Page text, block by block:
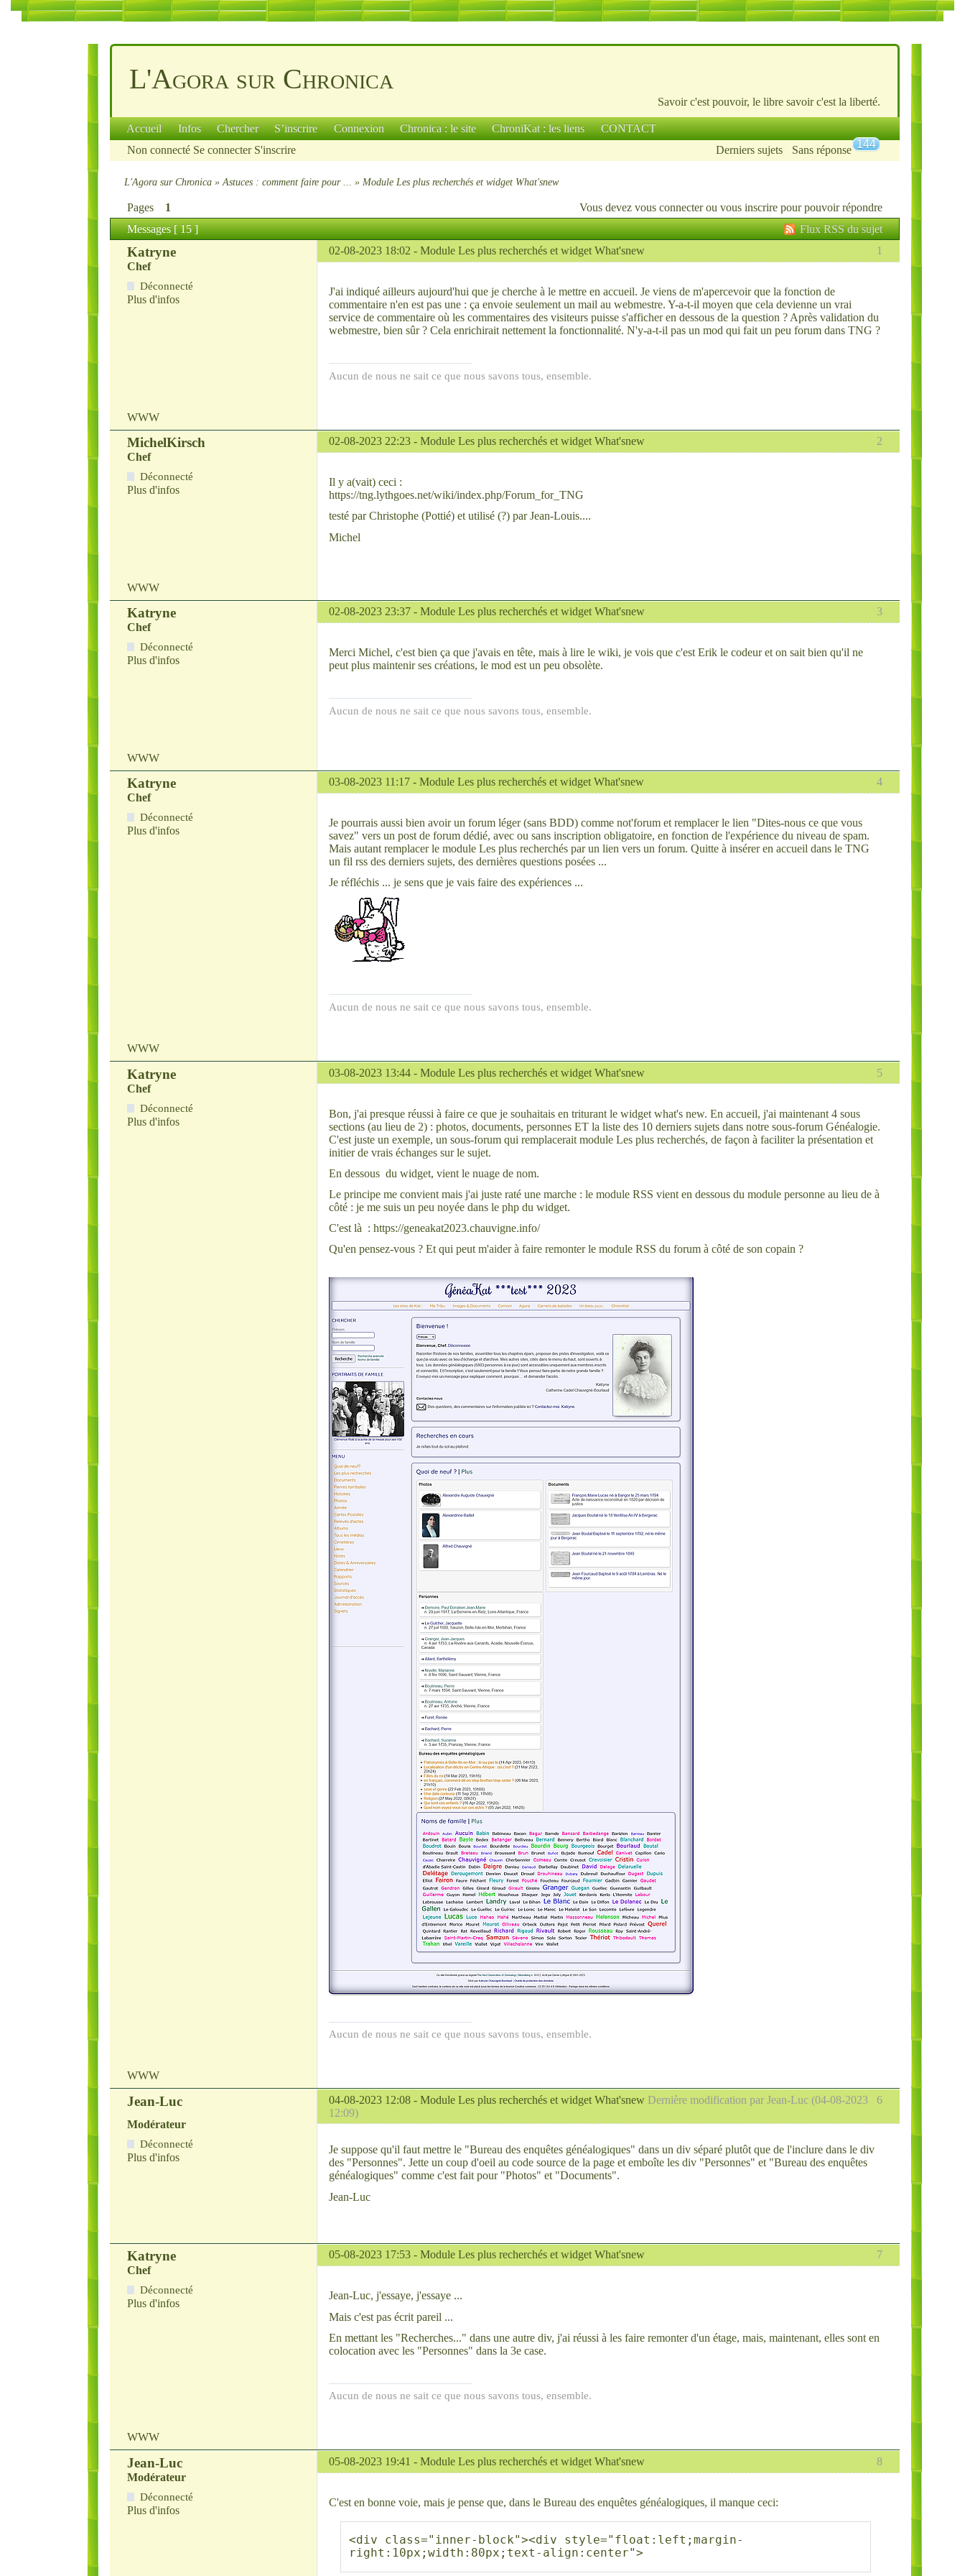
L'Agora sur Chronica
Savoir c'est pouvoir, le libre savoir c'est la liberté.
Accueil Infos Chercher S’inscrire Connexion Chronica : le site ChroniKat : les liens
CONTACT
Non connecté Se connecter S'inscrire Derniers sujets Sans réponse 144
L'Agora sur Chronica »Astuces : comment faire pour ... » Module Les plus recherchés et widget What'snew
Pages 1 Vous devez vous connecterou vous inscrire pour pouvoir répondre
Flux RSS du sujet
Messages [ 15 ]
1
Katryne 02-08-2023 18:02 - Module Les plus recherchés et widget What'snew
Chef
Déconnecté
Plus d'infos
J'ai indiqué ailleurs aujourd'hui que je cherche à le mettre en accueil. Je viens de m'apercevoir que la fonction de
commentaire n'en est pas une : ça envoie seulement un mail au webmestre. Y-a-t-il moyen que cela devienne un vrai
service de commentaire où les commentaires des visiteurs puisse s'afficher en dessous de la question ? Après validation du
webmestre, bien sûr ? Cela enrichirait nettement la fonctionnalité. N'y-a-t-il pas un mod qui fait un peu forum dans TNG ?
Aucun de nous ne sait ce que nous savons tous, ensemble.
WWW
2
MichelKirsch 02-08-2023 22:23 - Module Les plus recherchés et widget What'snew
Chef
Déconnecté
Plus d'infos
Il y a(vait) ceci :
https://tng.lythgoes.net/wiki/index.php/Forum_for_TNG
testé par Christophe (Pottié) et utilisé (?) par Jean-Louis....
Michel
WWW
3
Katryne 02-08-2023 23:37 - Module Les plus recherchés et widget What'snew
Chef
Déconnecté
Plus d'infos
Merci Michel, c'est bien ça que j'avais en tête, mais à lire le wiki, je vois que c'est Erik le codeur et on sait bien qu'il ne
peut plus maintenir ses créations, le mod est un peu obsolète.
Aucun de nous ne sait ce que nous savons tous, ensemble.
WWW
4
Katryne 03-08-2023 11:17 - Module Les plus recherchés et widget What'snew
Chef
Déconnecté
Plus d'infos
Je pourrais aussi bien avoir un forum léger (sans BDD) comme not'forum et remplacer le lien "Dites-nous ce que vous
savez" vers un post de forum dédié, avec ou sans inscription obligatoire, en fonction de l'expérience du niveau de spam.
Mais autant remplacer le module Les plus recherchés par un lien vers un forum. Quitte à insérer en accueil dans le TNG
un fil rss des derniers sujets, des dernières questions posées ...
Je réfléchis ... je sens que je vais faire des expériences ...
Aucun de nous ne sait ce que nous savons tous, ensemble.
WWW
5
Katryne 03-08-2023 13:44 - Module Les plus recherchés et widget What'snew
Chef
Déconnecté
Plus d'infos
Bon, j'ai presque réussi à faire ce que je souhaitais en triturant le widget what's new. En accueil, j'ai maintenant 4 sous
sections (au lieu de 2) : photos, documents, personnes ET la liste des 10 derniers sujets dans notre sous-forum Généalogie.
C'est juste un exemple, un sous-forum qui remplacerait module Les plus recherchés, de façon à faciliter la présentation et
initier de vrais échanges sur le sujet.
En dessous du widget, vient le nuage de nom.
Le principe me convient mais j'ai juste raté une marche : le module RSS vient en dessous du module personne au lieu de à
côté : je me suis un peu noyée dans le php du widget.
C'est là : https://geneakat2023.chauvigne.info/
Qu'en pensez-vous ? Et qui peut m'aider à faire remonter le module RSS du forum à côté de son copain ?
Aucun de nous ne sait ce que nous savons tous, ensemble.
WWW
6
Jean-Luc 04-08-2023 12:08 - Module Les plus recherchés et widget What'snew Dernière modification par Jean-Luc (04-08-2023
12:09)
Modérateur
Déconnecté
Plus d'infos
Je suppose qu'il faut mettre le "Bureau des enquêtes généalogiques" dans un div séparé plutôt que de l'inclure dans le div
des "Personnes". Jette un coup d'oeil au code source de la page et emboîte les div "Personnes" et "Bureau des enquêtes
généalogiques" comme c'est fait pour "Photos" et "Documents".
Jean-Luc
7
Katryne 05-08-2023 17:53 - Module Les plus recherchés et widget What'snew
Chef
Déconnecté
Plus d'infos
Jean-Luc, j'essaye, j'essaye ...
Mais c'est pas écrit pareil ...
En mettant les "Recherches..." dans une autre div, j'ai réussi à les faire remonter d'un étage, mais, maintenant, elles sont en
colocation avec les "Personnes" dans la 3e case.
Aucun de nous ne sait ce que nous savons tous, ensemble.
WWW
8
Jean-Luc 05-08-2023 19:41 - Module Les plus recherchés et widget What'snew
Modérateur
Déconnecté
Plus d'infos
C'est en bonne voie, mais je pense que, dans le Bureau des enquêtes généalogiques, il manque ceci:
<div class="inner-block"><div style="float:left;margin-
right:10px;width:80px;text-align:center">